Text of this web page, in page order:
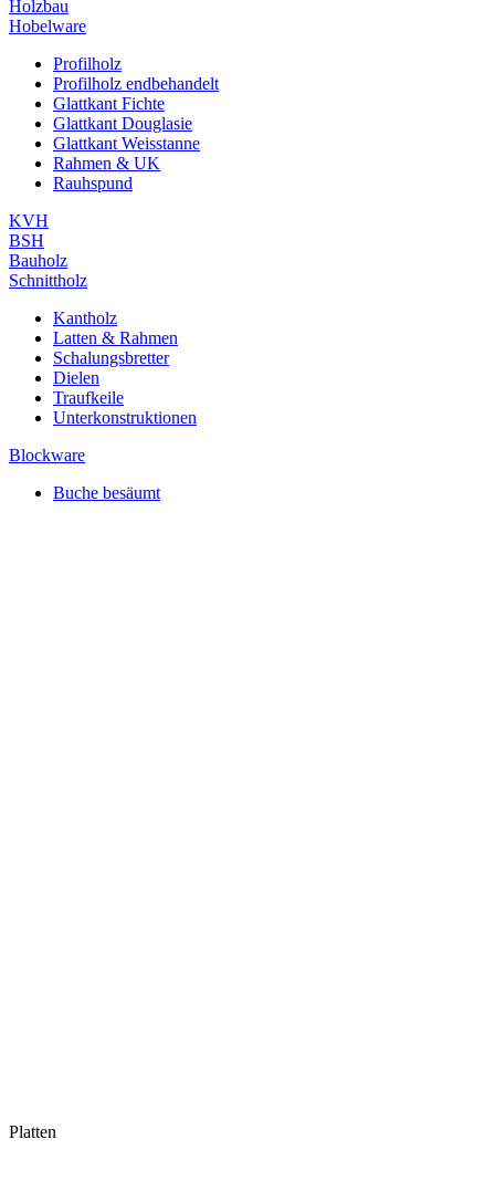
Holzbau
Hobelware
Profilholz
Profilholz endbehandelt
Glattkant Fichte
Glattkant Douglasie
Glattkant Weisstanne
Rahmen & UK
Rauhspund
KVH
BSH
Bauholz
Schnittholz
Kantholz
Latten & Rahmen
Schalungsbretter
Dielen
Traufkeile
Unterkonstruktionen
Blockware
Buche besäumt
Platten